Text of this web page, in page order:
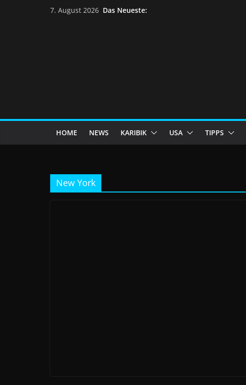
7. August 2026 Das Neueste:
HOME NEWS KARIBIK USA TIPPS
New York